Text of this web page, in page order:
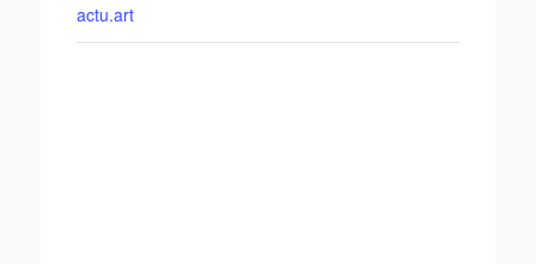
actu.art